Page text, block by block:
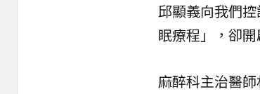
邱顯義向我們
眠療程」，卻開
麻醉科主治醫